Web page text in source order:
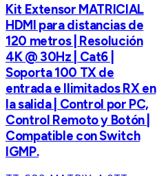
Kit Extensor MATRICIAL
HDMI para distancias de
120 metros | Resolución
4K @ 30Hz | Cat6 |
Soporta 100 TX de
entrada e Ilimitados RX en
la salida | Control por PC,
Control Remoto y Botón |
Compatible con Switch
IGMP.